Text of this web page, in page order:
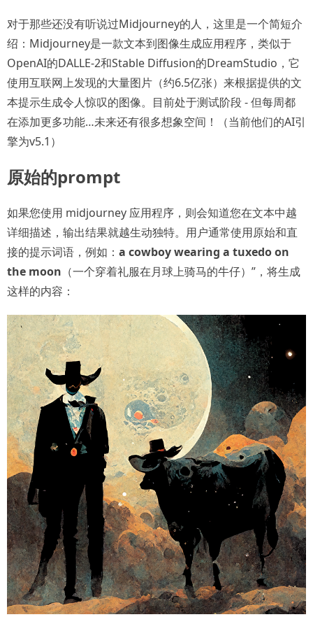
对于那些还没有听说过Midjourney的人，这里是一个简短介
绍：Midjourney是一款文本到图像生成应用程序，类似于
OpenAI的DALLE-2和Stable Diffusion的DreamStudio，它
使用互联网上发现的大量图片（约6.5亿张）来根据提供的文
本提示生成令人惊叹的图像。目前处于测试阶段 - 但每周都
在添加更多功能…未来还有很多想象空间！（当前他们的AI引
擎为v5.1）
原始的prompt
如果您使用 midjourney 应用程序，则会知道您在文本中越
详细描述，输出结果就越生动独特。用户通常使用原始和直
接的提示词语，例如： a cowboy wearing a tuxedo on
the moon （一个穿着礼服在月球上骑马的牛仔）”，将生成
这样的内容：